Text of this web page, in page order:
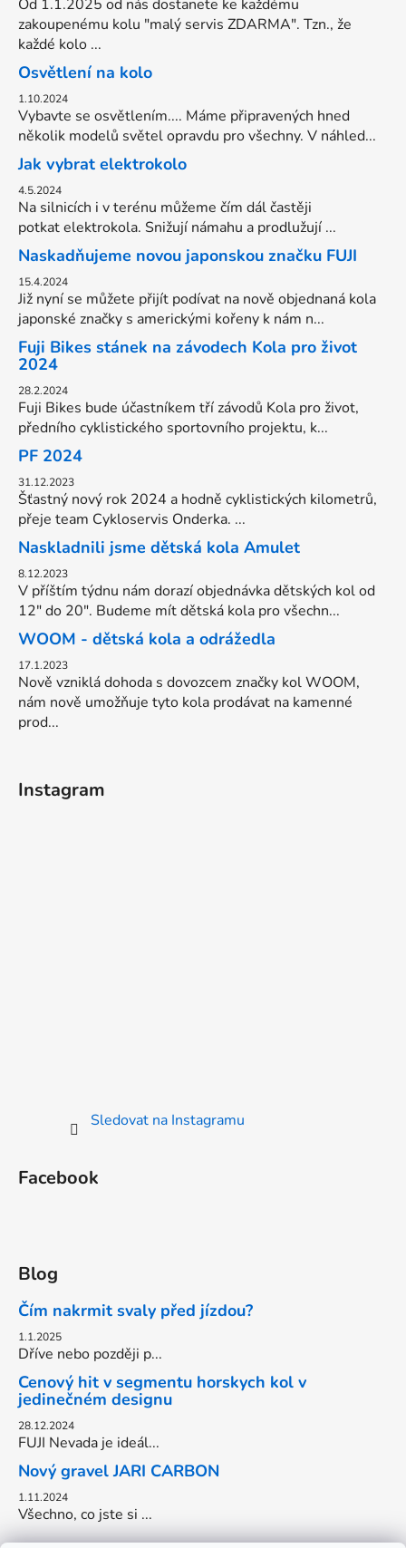
Od 1.1.2025 od nás dostanete ke každému
zakoupenému kolu "malý servis ZDARMA". Tzn., že
každé kolo ...
Osvětlení na kolo
1.10.2024
Vybavte se osvětlením.... Máme připravených hned
několik modelů světel opravdu pro všechny. V náhled...
Jak vybrat elektrokolo
4.5.2024
Na silnicích i v terénu můžeme čím dál častěji
potkat elektrokola. Snižují námahu a prodlužují ...
Naskadňujeme novou japonskou značku FUJI
15.4.2024
Již nyní se můžete přijít podívat na nově objednaná kola
japonské značky s americkými kořeny k nám n...
Fuji Bikes stánek na závodech Kola pro život
2024
28.2.2024
Fuji Bikes bude účastníkem tří závodů Kola pro život,
předního cyklistického sportovního projektu, k...
PF 2024
31.12.2023
Šťastný nový rok 2024 a hodně cyklistických kilometrů,
přeje team Cykloservis Onderka. ...
Naskladnili jsme dětská kola Amulet
8.12.2023
V příštím týdnu nám dorazí objednávka dětských kol od
12" do 20". Budeme mít dětská kola pro všechn...
WOOM - dětská kola a odrážedla
17.1.2023
Nově vzniklá dohoda s dovozcem značky kol WOOM,
nám nově umožňuje tyto kola prodávat na kamenné
prod...
Instagram
Sledovat na Instagramu
Facebook
Blog
Čím nakrmit svaly před jízdou?
1.1.2025
Dříve nebo později p...
Cenový hit v segmentu horskych kol v
jedinečném designu
28.12.2024
FUJI Nevada je ideál...
Nový gravel JARI CARBON
1.11.2024
Všechno, co jste si ...